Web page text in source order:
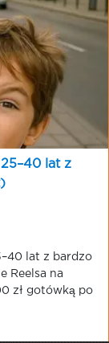
lat z
lat z bardzo
Reelsa na
zł gotówką po